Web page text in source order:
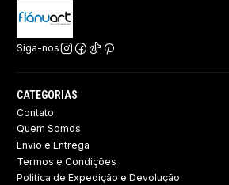
Siga-nos
CATEGORIAS
Contato
Quem Somos
Envio e Entrega
Termos e Condições
Politica de Expedição e Devolução ​